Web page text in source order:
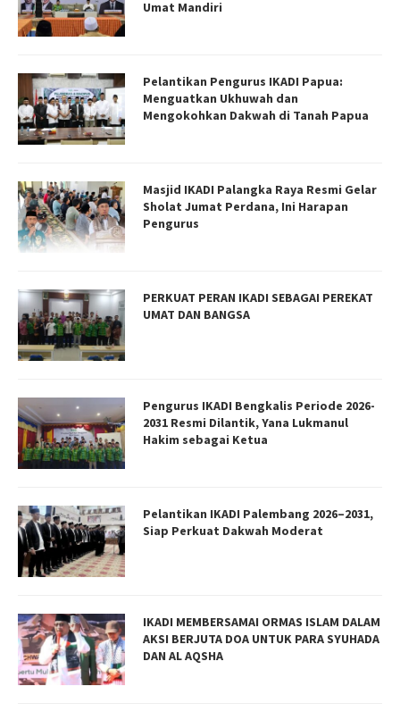
Umat Mandiri
Pelantikan Pengurus IKADI Papua:
Menguatkan Ukhuwah dan
Mengokohkan Dakwah di Tanah Papua
Masjid IKADI Palangka Raya Resmi Gelar
Sholat Jumat Perdana, Ini Harapan
Pengurus
PERKUAT PERAN IKADI SEBAGAI PEREKAT
UMAT DAN BANGSA
Pengurus IKADI Bengkalis Periode 2026-
2031 Resmi Dilantik, Yana Lukmanul
Hakim sebagai Ketua
Pelantikan IKADI Palembang 2026–2031,
Siap Perkuat Dakwah Moderat
IKADI MEMBERSAMAI ORMAS ISLAM DALAM
AKSI BERJUTA DOA UNTUK PARA SYUHADA
DAN AL AQSHA